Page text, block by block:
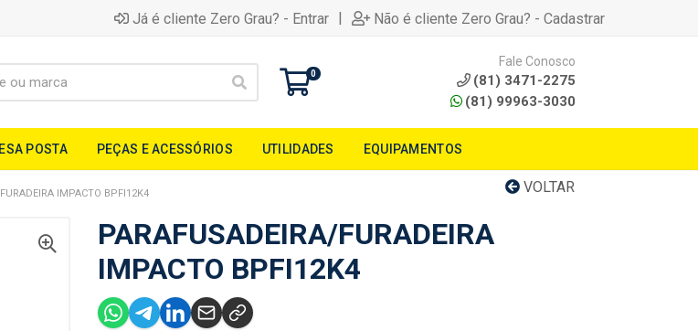
Já é cliente Zero Grau? - Entrar | Não é cliente Zero Grau? - Cadastrar
0
Fale Conosco
(81) 3471-2275
(81) 99963-3030
POSTA PEÇAS E ACESSÓRIOS UTILIDADES EQUIPAMENTOS
VOLTAR
IMPACTO BPFI12K4
PARAFUSADEIRA/FURADEIRA
IMPACTO BPFI12K4